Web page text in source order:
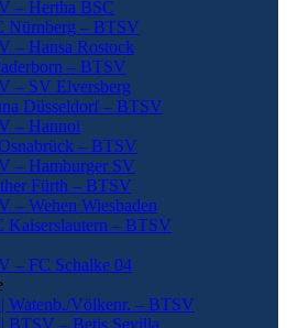
– Hertha BSC
Nürnberg – BTSV
– Hansa Rostock
– BTSV
– SV Elversberg
Düsseldorf – BTSV
– Hannoi
– BTSV
– Hamburger SV
Fürth – BTSV
– Wehen Wiesbaden
Kaiserslautern – BTSV
– FC Schalke 04
Watenb./Völkenr. – BTSV
BTSV – Betis Sevilla